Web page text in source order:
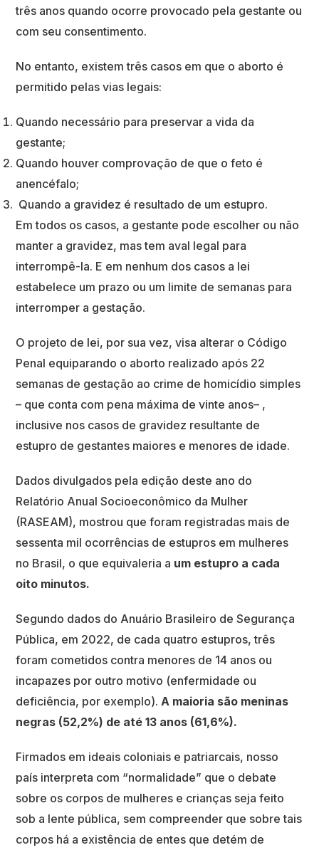
três anos quando ocorre provocado pela gestante ou
com seu consentimento.
No entanto, existem três casos em que o aborto é
permitido pelas vias legais:
Quando necessário para preservar a vida da
gestante;
Quando houver comprovação de que o feto é
anencéfalo;
Quando a gravidez é resultado de um estupro.
Em todos os casos, a gestante pode escolher ou não
manter a gravidez, mas tem aval legal para
interrompê-la. E em nenhum dos casos a lei
estabelece um prazo ou um limite de semanas para
interromper a gestação.
O projeto de lei, por sua vez, visa alterar o Código
Penal equiparando o aborto realizado após 22
semanas de gestação ao crime de homicídio simples
– que conta com pena máxima de vinte anos– ,
inclusive nos casos de gravidez resultante de
estupro de gestantes maiores e menores de idade.
Dados divulgados pela edição deste ano do
Relatório Anual Socioeconômico da Mulher
(RASEAM), mostrou que foram registradas mais de
sessenta mil ocorrências de estupros em mulheres
no Brasil, o que equivaleria a um estupro a cada
oito minutos.
Segundo dados do Anuário Brasileiro de Segurança
Pública, em 2022, de cada quatro estupros, três
foram cometidos contra menores de 14 anos ou
incapazes por outro motivo (enfermidade ou
deficiência, por exemplo).A maioria são meninas
negras (52,2%) de até 13 anos (61,6%).
Firmados em ideais coloniais e patriarcais, nosso
país interpreta com “normalidade” que o debate
sobre os corpos de mulheres e crianças seja feito
sob a lente pública, sem compreender que sobre tais
corpos há a existência de entes que detém de